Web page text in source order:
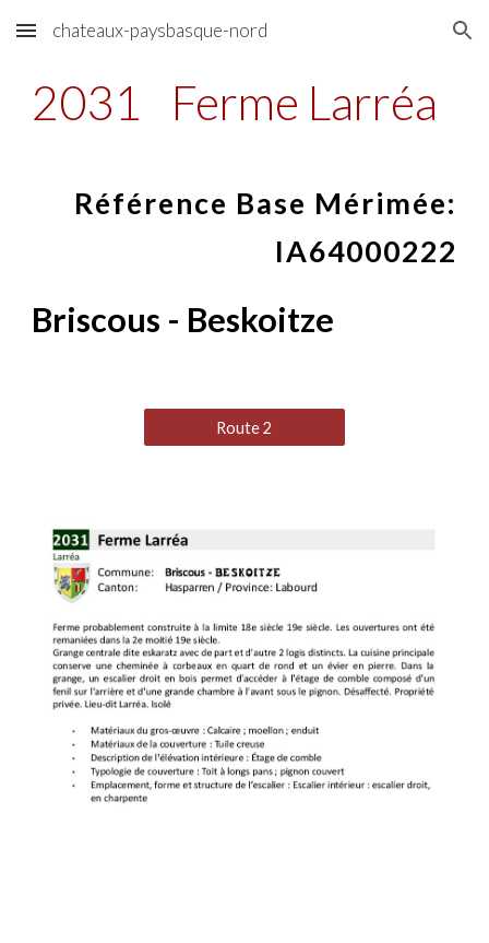
Skip to main content Skip to navigation
chateaux-paysbasque-nord
2031 Ferme Larréa
Référence Base Mérimée:
IA64000222
Briscous - Beskoitze
Route 2